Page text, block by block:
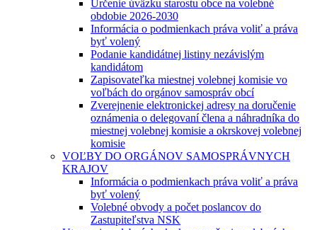
Určenie úväzku starostu obce na volebné
obdobie 2026-2030
Informácia o podmienkach práva voliť a práva
byť volený
Podanie kandidátnej listiny nezávislým
kandidátom
Zapisovateľka miestnej volebnej komisie vo
voľbách do orgánov samospráv obcí
Zverejnenie elektronickej adresy na doručenie
oznámenia o delegovaní člena a náhradníka do
miestnej volebnej komisie a okrskovej volebnej
komisie
VOĽBY DO ORGÁNOV SAMOSPRÁVNYCH
KRAJOV
Informácia o podmienkach práva voliť a práva
byť volený
Volebné obvody a počet poslancov do
Zastupiteľstva NSK